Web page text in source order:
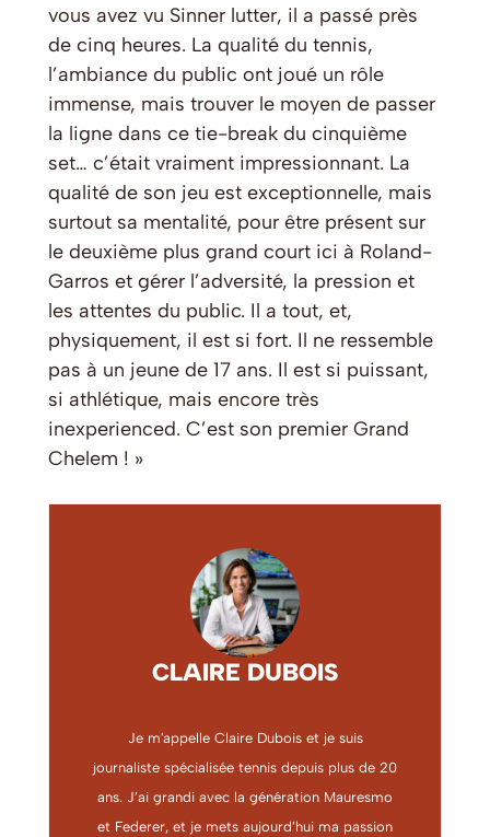
vous avez vu Sinner lutter, il a passé près
de cinq heures. La qualité du tennis,
l’ambiance du public ont joué un rôle
immense, mais trouver le moyen de passer
la ligne dans ce tie-break du cinquième
set… c’était vraiment impressionnant. La
qualité de son jeu est exceptionnelle, mais
surtout sa mentalité, pour être présent sur
le deuxième plus grand court ici à Roland-
Garros et gérer l’adversité, la pression et
les attentes du public. Il a tout, et,
physiquement, il est si fort. Il ne ressemble
pas à un jeune de 17 ans. Il est si puissant,
si athlétique, mais encore très
inexperienced. C’est son premier Grand
Chelem ! »
CLAIRE DUBOIS
Je m'appelle Claire Dubois et je suis
journaliste spécialisée tennis depuis plus de 20
ans. J’ai grandi avec la génération Mauresmo
et Federer, et je mets aujourd’hui ma passion